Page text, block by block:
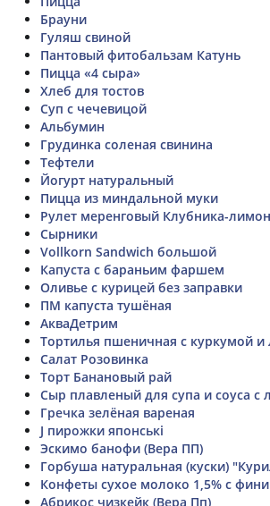
Брауни
Гуляш свиной
Пантовый фитобальзам Катунь
Пицца «4 сыра»
Хлеб для тостов
Суп с чечевицой
Альбумин
Грудинка соленая свинина
Тефтели
Йогурт натуральный
Пицца из миндальной муки
Рулет меренговый Клубника-лимон
Сырники
Vollkorn Sandwich большой
Капуста с бараньим фаршем
Оливье с курицей без заправки
ПМ капуста тушёная
АкваДетрим
Тортилья пшеничная с куркумой и
Салат Розовинка
Торт Банановый рай
Сыр плавленый для супа и соуса с
Гречка зелёная вареная
J пирожки японські
Эскимо банофи (Вера ПП)
Горбуша натуральная (куски)
Конфеты сухое молоко 1,5% с
Абрикос чизкейк (Вера Пп)